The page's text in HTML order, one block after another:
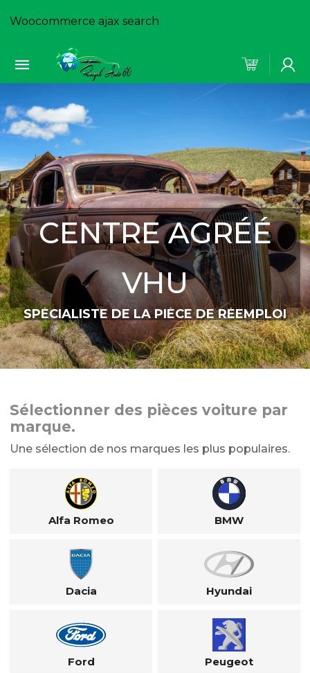
Woocommerce ajax search
CENTRE AGRÉÉ
VHU
SPÉCIALISTE DE LA PIÈCE DE RÉEMPLOI
Sélectionner des pièces voiture par
marque.
Une sélection de nos marques les plus populaires.
Alfa Romeo BMW
Dacia Hyundai
Ford Peugeot